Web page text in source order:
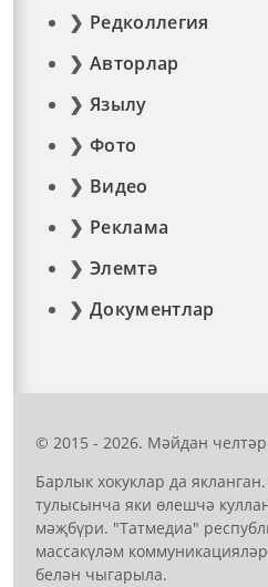
Редколлегия
Авторлар
Язылу
Фото
Видео
Реклама
Элемтә
Документлар
© 2015 - 2026. Мәйдан
Барлык хокуклар да
тулысынча яки өлешчә
мәҗбүри. "Татмедиа"
массакүләм
белән чыгарыла.